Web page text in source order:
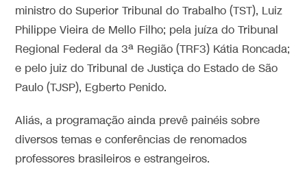
ministro do Superior Tribunal do Trabalho (TST), Luiz
Philippe Vieira de Mello Filho; pela juíza do Tribunal
Regional Federal da 3ª Região (TRF3) Kátia Roncada;
e pelo juiz do Tribunal de Justiça do Estado de São
Paulo (TJSP), Egberto Penido.
Aliás, a programação ainda prevê painéis sobre
diversos temas e conferências de renomados
professores brasileiros e estrangeiros.